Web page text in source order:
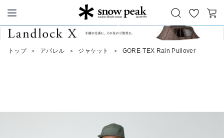
Snow Peak
お
気
カ
トップ ＞ アパレル ＞ ジャケット ＞ GORE-TEX Rain Pullover